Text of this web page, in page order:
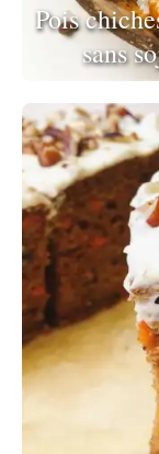
Pois
sans